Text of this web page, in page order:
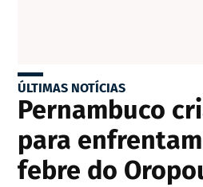
ÚLTIMAS NOTÍCIAS
Pernambuco
para
febre do